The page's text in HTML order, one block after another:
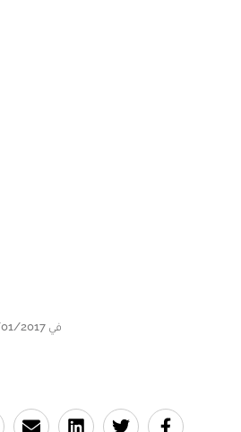
في 18/01/2017 على الساعة 09:00